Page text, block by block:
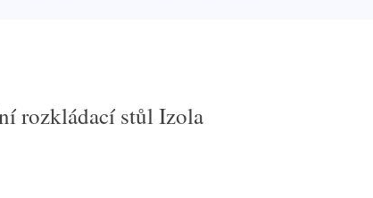
rozkládací stůl Izola